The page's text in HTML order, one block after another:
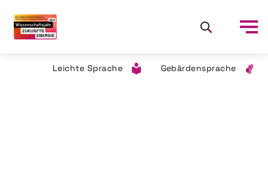
Leichte Sprache Gebärdensprache